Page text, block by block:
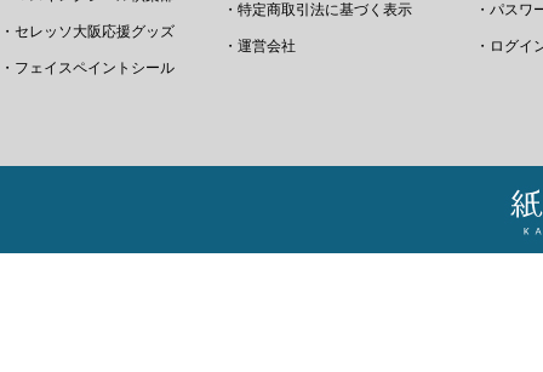
・セレッソ大阪応援グッズ
・フェイスペイントシール
・特定商取引法に基づく表示
・運営会社
・パスワ
・ログイ